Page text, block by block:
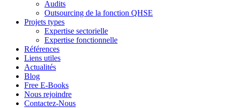
Audits
Outsourcing de la fonction QHSE
Projets types
Expertise sectorielle
Expertise fonctionnelle
Références
Liens utiles
Actualités
Blog
Free E-Books
Nous rejoindre
Contactez-Nous